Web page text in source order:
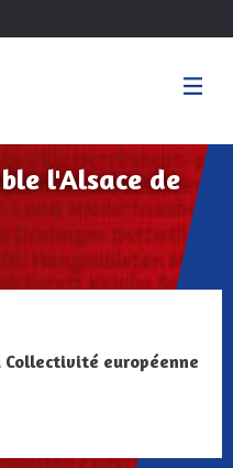
l'Alsace de
européenne